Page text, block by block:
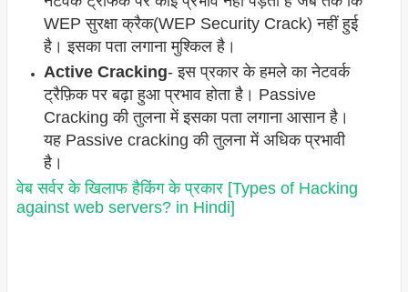
WEP सुरक्षा क्रैक(WEP Security Crack) नहीं हुई
है। इसका पता लगाना मुश्किल है।
Active Cracking- इस प्रकार के हमले का नेटवर्क
ट्रैफ़िक पर बढ़ा हुआ प्रभाव होता है। Passive
Cracking की तुलना में इसका पता लगाना आसान है।
यह Passive cracking की तुलना में अधिक प्रभावी
है।
वेब सर्वर के खिलाफ हैकिंग के प्रकार [Types of Hacking
against web servers? in Hindi]